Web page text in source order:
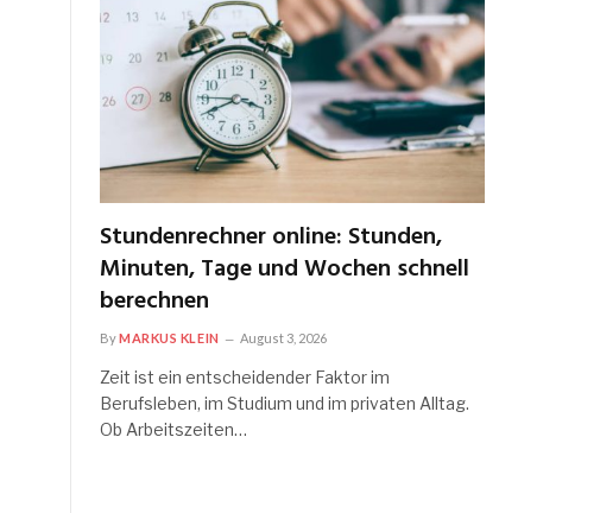
Stundenrechner online: Stunden,
Minuten, Tage und Wochen schnell
berechnen
ByMARKUS KLEIN August 3, 2026
Zeit ist ein entscheidender Faktor im
Berufsleben, im Studium und im privaten Alltag.
Ob Arbeitszeiten…